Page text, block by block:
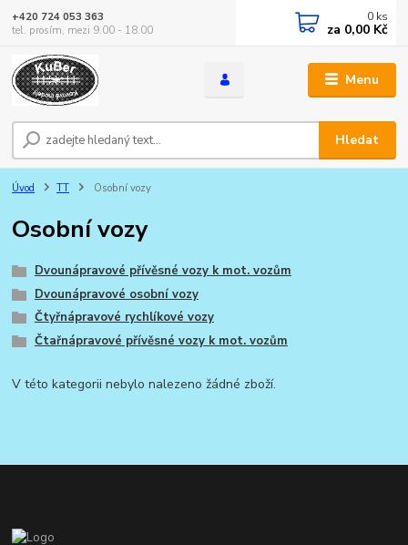
Menu
Hledat
+420 724 053 363
tel. prosím, mezi 9.00 - 18.00
0 ks
za 0,00 Kč
Úvod TT Osobní vozy
Osobní vozy
Dvounápravové přívěsné vozy k mot. vozům
Dvounápravové osobní vozy
Čtyřnápravové rychlíkové vozy
Čtařnápravové přívěsné vozy k mot. vozům
V této kategorii nebylo nalezeno žádné zboží.